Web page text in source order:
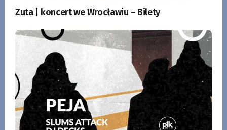
Zuta | koncert we Wrocławiu – Bilety